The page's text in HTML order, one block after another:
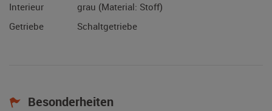
Interieur
grau (Material: Stoff)
Getriebe
Schaltgetriebe
Besonderheiten